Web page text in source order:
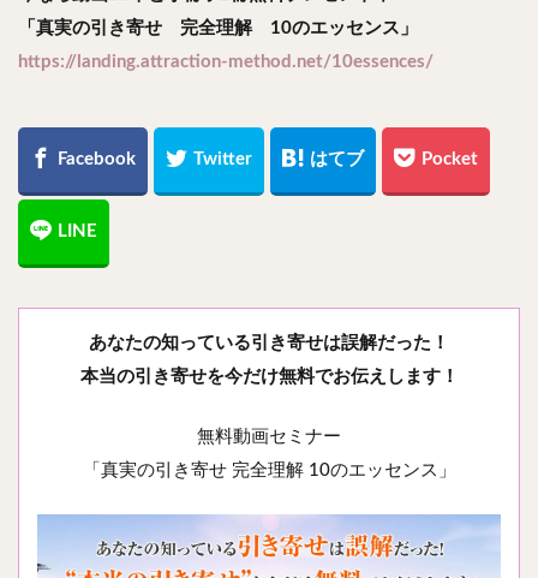
「真実の引き寄せ 完全理解 10のエッセンス」
https://landing.attraction-method.net/10essences/
あなたの知っている引き寄せは誤解だった！
本当の引き寄せを今だけ無料でお伝えします！
無料動画セミナー
「真実の引き寄せ 完全理解 10のエッセンス」